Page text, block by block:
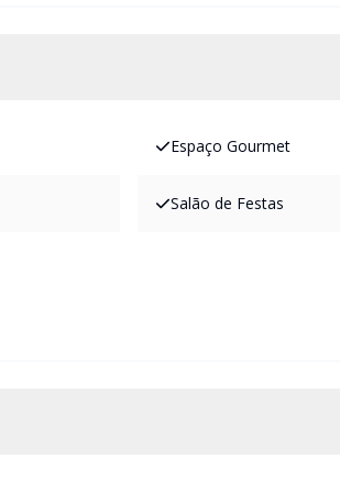
Espaço Gourmet
Salão de Festas